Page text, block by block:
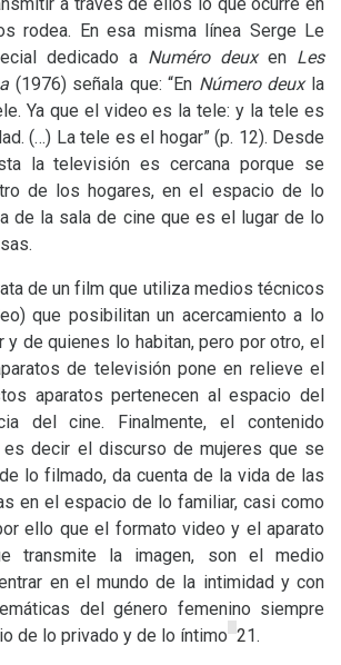
rodea. En esa misma línea Serge Le
dedicado a Numéro deuxen Les
(1976) señala que: “En Número deuxla
Ya que el video es la tele: y la tele es
(…) La tele es el hogar” (p. 12). Desde
la televisión es cercana porque se
de los hogares, en el espacio de lo
de la sala de cine que es el lugar de lo
de un film que utiliza medios técnicos
que posibilitan un acercamiento a lo
y de quienes lo habitan, pero por otro, el
de televisión pone en relieve el
aparatos pertenecen al espacio del
del cine. Finalmente, el contenido
decir el discurso de mujeres que se
lo filmado, da cuenta de la vida de las
en el espacio de lo familiar, casi como
ello que el formato video y el aparato
transmite la imagen, son el medio
en el mundo de la intimidad y con
del género femenino siempre
de lo privado y de lo íntimo 21.